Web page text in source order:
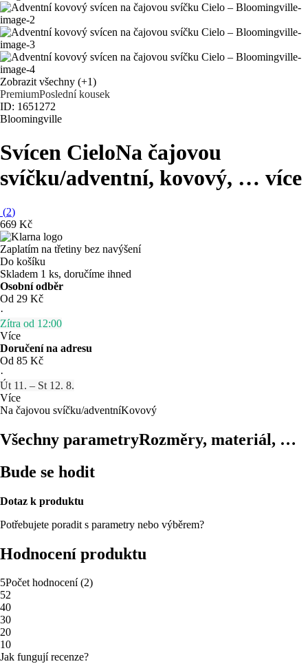
Zobrazit všechny (+1)
PremiumPoslední kousek
ID: 1651272
Bloomingville
Svícen CieloNa čajovou
svíčku/adventní, kovový, … více
(2)
669 Kč
Zaplatím na třetiny bez navýšení
Do košíku
Skladem 1 ks, doručíme ihned
Osobní odběr
Od 29 Kč
·
Zítra od 12:00
Více
Doručení na adresu
Od 85 Kč
·
Út 11. – St 12. 8.
Více
Na čajovou svíčku/adventníKovový
Všechny parametryRozměry, materiál, …
Bude se hodit
Dotaz k produktu
Potřebujete poradit s parametry nebo výběrem?
Hodnocení produktu
5Počet hodnocení(2)
52
40
30
20
10
Jak fungují recenze?